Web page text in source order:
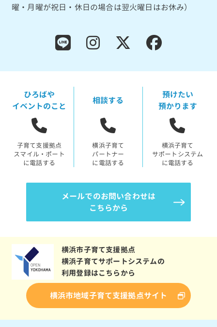
曜・月曜が祝日・休日の場合は翌火曜日はお休み）
ひろばや
イベントのこと
子育て支援拠点
スマイル・ポート
に電話する
相談する
横浜子育て
パートナー
に電話する
預けたい
預かります
横浜子育て
サポートシステム
に電話する
メールでのお問い合わせは
こちらから
横浜市子育て支援拠点
横浜子育てサポートシステムの
利用登録はこちらから
横浜市地域子育て支援拠点サイト